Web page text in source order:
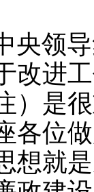
央领
改进
是很
各位
想就